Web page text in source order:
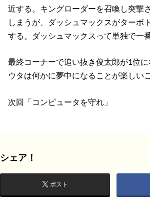
近する。キングローダーを召喚し突撃
しまうが、ダッシュマックスがターボ
する。ダッシュマックスって単独で一
最終コーナーで追い抜き俊太郎が1位
ウタは何かに夢中になることが楽しい
次回「コンピュータを守れ」
シェア！
ポスト